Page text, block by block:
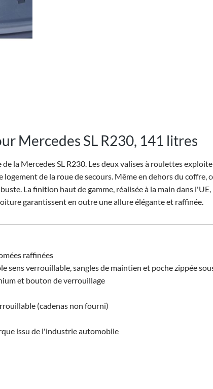
Mercedes SL R230, 141 litres
la Mercedes SL R230. Les deux valises à roulettes
de la roue de secours. Même en dehors du coffre,
La finition haut de gamme, réalisée à la main dans
garantissent en outre une allure élégante et raffinée.
raffinées
verrouillable, sangles de maintien et poche zippée
et bouton de verrouillage
(cadenas non fourni)
issu de l'industrie automobile